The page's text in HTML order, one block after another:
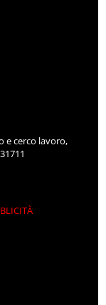
e cerco lavoro,